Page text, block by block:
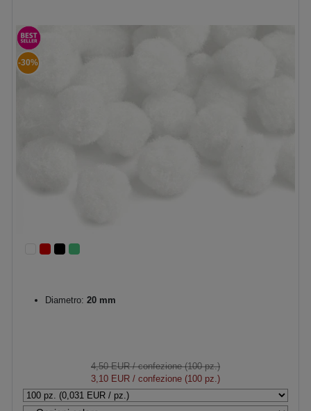
-30%
Diametro: 20 mm
4,50 EUR/ confezione (100 pz.)
3,10 EUR / confezione (100 pz.)